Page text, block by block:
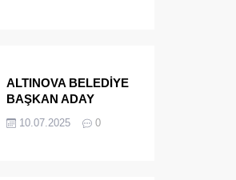
ALTINOVA BELEDİYE
BAŞKAN ADAY
MÜEBBET ALDI FİRAR
10.07.2025 0